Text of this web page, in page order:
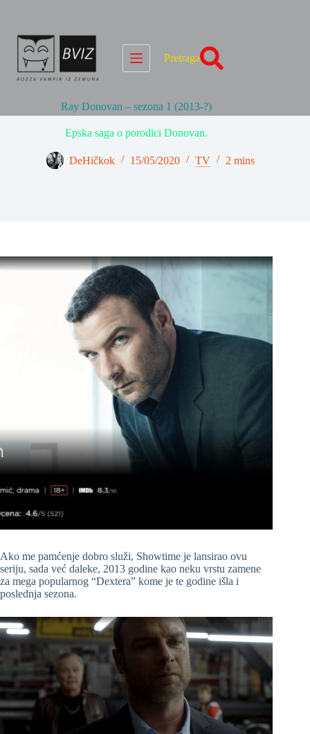
Pretraga
Ray Donovan – sezona 1 (2013-?)
Epska saga o porodici Donovan.
DeHičkok 15/05/2020 TV 2 mins
Ako me pamćenje dobro služi, Showtime je lansirao ovu
seriju, sada već daleke, 2013 godine kao neku vrstu zamene
za mega popularnog “Dextera” kome je te godine išla i
poslednja sezona.